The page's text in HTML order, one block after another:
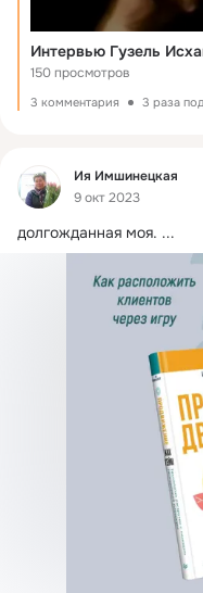
Интервью Гузель
150 просмотров
3 комментария 3 раза
Фид
Ия Имшинецкая
9 окт 2023
долгожданная моя. ...